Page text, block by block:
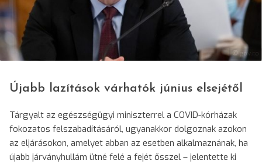
© gov.ro
Újabb lazítások várhatók június elsejétől
Tárgyalt az egészségügyi miniszterrel a COVID-kórházak
fokozatos felszabadításáról, ugyanakkor dolgoznak azokon
az eljárásokon, amelyet abban az esetben alkalmaznának, ha
újabb járványhullám ütné felé a fejét ősszel – jelentette ki